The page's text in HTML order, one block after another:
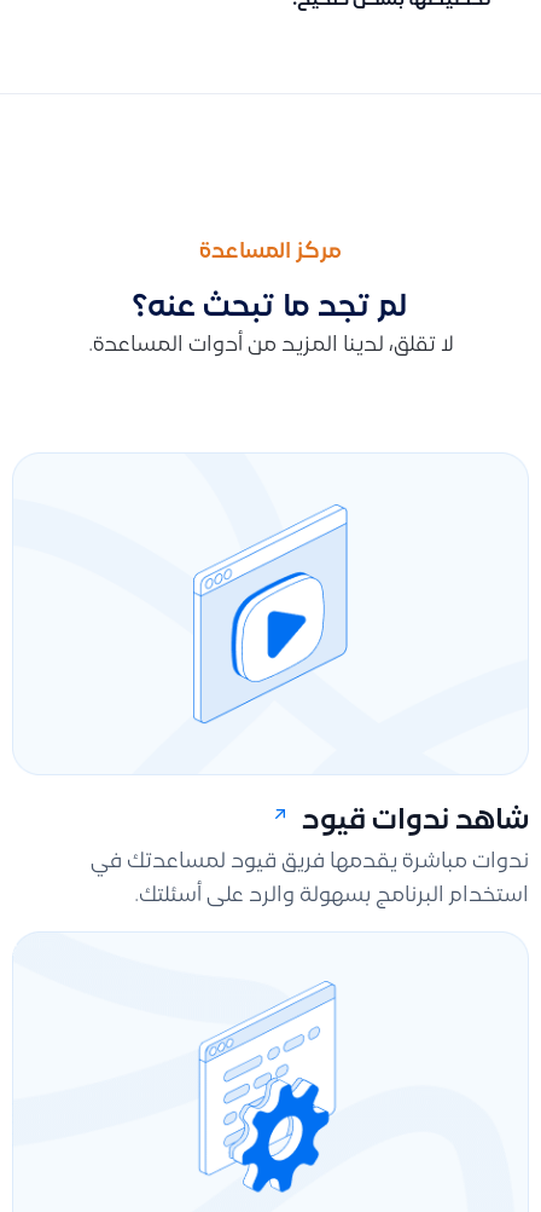
مركز المساعدة
لم تجد ما تبحث عنه؟
لا تقلق، لدينا المزيد من أدوات المساعدة.
شاهد ندوات قيود
ندوات مباشرة يقدمها فريق قيود لمساعدتك في
استخدام البرنامج بسهولة والرد على أسئلتك.